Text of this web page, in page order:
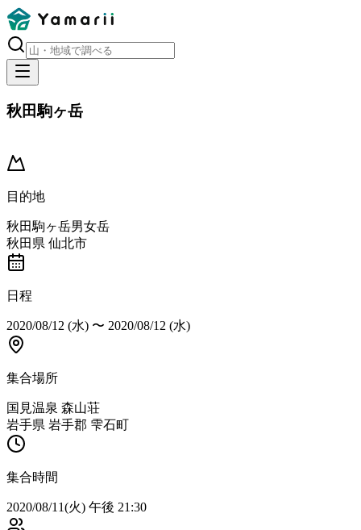
秋田駒ヶ岳
目的地
秋田駒ヶ岳男女岳
秋田県 仙北市
日程
2020/08/12 (水) 〜 2020/08/12 (水)
集合場所
国見温泉 森山荘
岩手県 岩手郡 雫石町
集合時間
2020/08/11(火) 午後 21:30